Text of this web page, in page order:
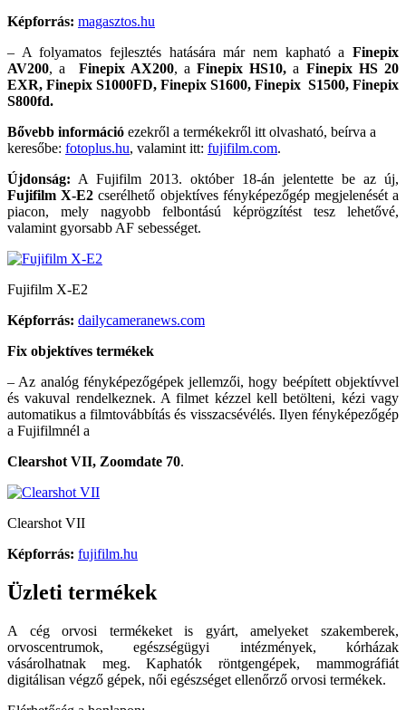
Képforrás: magasztos.hu
– A folyamatos fejlesztés hatására már nem kapható a Finepix
AV200, a Finepix AX200, aFinepix HS10, a Finepix HS 20
EXR, Finepix S1000FD, Finepix S1600, Finepix S1500, Finepix
S800fd.
Bővebb információ ezekről a termékekről itt olvasható, beírva a
keresőbe: fotoplus.hu, valamint itt: fujifilm.com.
Újdonság: A Fujifilm 2013. október 18-án jelentette be az új,
Fujifilm X-E2 cserélhető objektíves fényképezőgép megjelenését a
piacon, mely nagyobb felbontású képrögzítést tesz lehetővé,
valamint gyorsabb AF sebességet.
Fujifilm X-E2
Képforrás: dailycameranews.com
Fix objektíves termékek
– Az analóg fényképezőgépek jellemzői, hogy beépített objektívvel
és vakuval rendelkeznek. A filmet kézzel kell betölteni, kézi vagy
automatikus a filmtovábbítás és visszacsévélés. Ilyen fényképezőgép
a Fujifilmnél a
Clearshot VII, Zoomdate 70.
Clearshot VII
Képforrás: fujifilm.hu
Üzleti termékek
A cég orvosi termékeket is gyárt, amelyeket szakemberek,
orvoscentrumok, egészségügyi intézmények, kórházak
vásárolhatnak meg. Kaphatók röntgengépek, mammográfiát
digitálisan végző gépek, női egészséget ellenőrző orvosi termékek.